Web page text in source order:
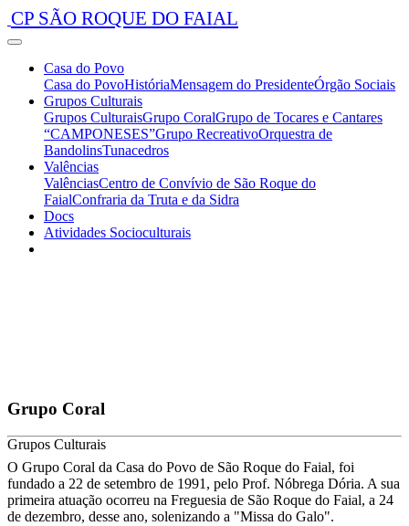
CP SÃO ROQUE DO FAIAL
Casa do Povo
Casa do PovoHistóriaMensagem do PresidenteÓrgão Sociais
Grupos Culturais
Grupos CulturaisGrupo CoralGrupo de Tocares e Cantares
“CAMPONESES”Grupo RecreativoOrquestra de
BandolinsTunacedros
Valências
ValênciasCentro de Convívio de São Roque do
FaialConfraria da Truta e da Sidra
Docs
Atividades Socioculturais
Grupo Coral
Grupos Culturais
O Grupo Coral da Casa do Povo de São Roque do Faial, foi
fundado a 22 de setembro de 1991, pelo Prof. Nóbrega Dória. A sua
primeira atuação ocorreu na Freguesia de São Roque do Faial, a 24
de dezembro, desse ano, solenizando a "Missa do Galo".